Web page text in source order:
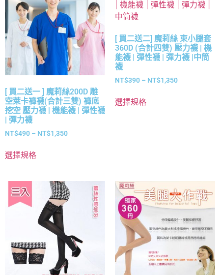
[ 買二送一 ] 魔莉絲200D 雕
空萊卡褲襪(合計三雙) 褲底
挖空 壓力襪 | 機能襪 | 彈性襪
| 彈力襪
NT$490 – NT$1,350
選擇規格
[ 買二送二] 魔莉絲 束小腿套
360D (合計四雙) 壓力襪 | 機
能襪 | 彈性襪 | 彈力襪 |中筒
襪
NT$390 – NT$1,350
選擇規格